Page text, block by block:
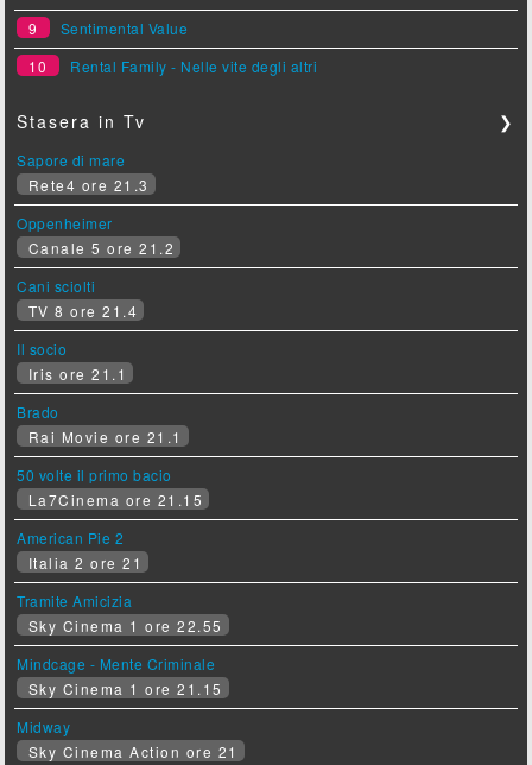
9
Sentimental Value
10
Rental Family - Nelle vite degli altri
Stasera in Tv ❯
Sapore di mare
Rete4 ore 21.3
Oppenheimer
Canale 5 ore 21.2
Cani sciolti
TV 8 ore 21.4
Il socio
Iris ore 21.1
Brado
Rai Movie ore 21.1
50 volte il primo bacio
La7Cinema ore 21.15
American Pie 2
Italia 2 ore 21
Tramite Amicizia
Sky Cinema 1 ore 22.55
Mindcage - Mente Criminale
Sky Cinema 1 ore 21.15
Midway
Sky Cinema Action ore 21